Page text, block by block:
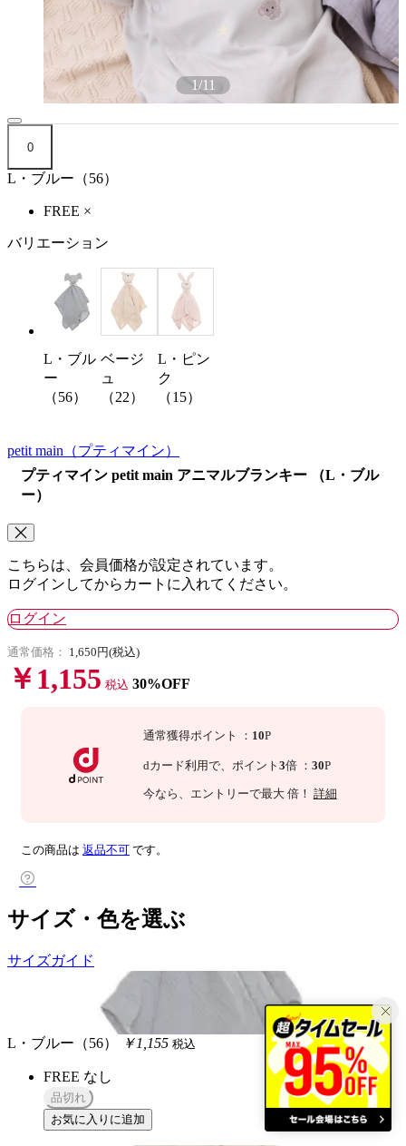
1/11
0
L・ブルー（56）
FREE ×
バリエーション
L・ブル
ー
（56）
ベージ
ュ
（22）
L・ピン
ク
（15）
petit main （プティマイン）
プティマイン petit main アニマルブランキー （L・ブル
ー）
こちらは、会員価格が設定されています。
ログインしてからカートに入れてください。
ログイン
通常価格： 1,650円(税込)
￥1,155 税込 30%OFF
通常獲得ポイント ： 10P
dカード利用で、 ポイント 3倍 ： 30P
今なら 、エントリーで最大 倍！ 詳細
この商品は 返品不可 です。
サイズ・色を選ぶ
サイズガイド
L・ブルー（56） ￥1,155 税込
FREE なし
品切れ
お気に入りに追加